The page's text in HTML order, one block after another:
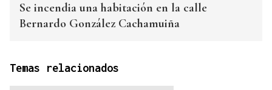
Se incendia una habitación en la calle
Bernardo González Cachamuiña
Temas relacionados